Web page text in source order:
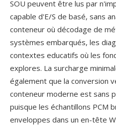
SOU peuvent être lus par
capable d'E/S de basé, sans
conteneur où décodage de
systèmes embarqués, les
contextes educatifs où les
explores. La surcharge
également que la conversion
conteneur moderne est sans
puisque les échantillons PCM
enveloppes dans un en-tête